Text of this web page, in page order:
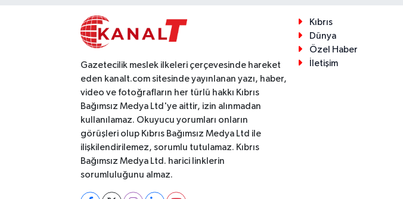
Gazetecilik meslek ilkeleri çerçevesinde hareket
eden kanalt.com sitesinde yayınlanan yazı, haber,
video ve fotoğrafların her türlü hakkı Kıbrıs
Bağımsız Medya Ltd'ye aittir, izin alınmadan
kullanılamaz. Okuyucu yorumları onların
görüşleri olup Kıbrıs Bağımsız Medya Ltd ile
ilişkilendirilemez, sorumlu tutulamaz. Kıbrıs
Bağımsız Medya Ltd. harici linklerin
sorumluluğunu almaz.
Kıbrıs
Dünya
Özel Haber
İletişim